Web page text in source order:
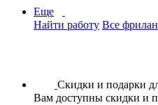
Еще
Найти работу Все
Скидки и подарки
Вам доступны скидки и